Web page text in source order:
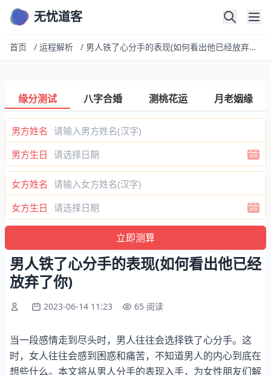
无忧道客
首页 / 运程解析 / 男人铁了心分手的表现(如何看出他已经放弃了你)
缘分测试 八字合婚 测桃花运 月老姻缘
男方姓名
男方生日
女方姓名
女方生日
男人铁了心分手的表现(如何看出他已经
放弃了你)
2023-06-14 11:23 65 阅读
当一段感情走到尽头时，男人往往会选择铁了心分手。这
时，女人往往会感到困惑和痛苦，不知道男人的内心到底在
想些什么。本文将从男人分手的表现入手，为女性朋友们解